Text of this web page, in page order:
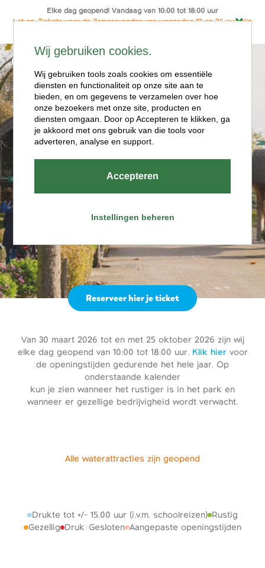
Elke dag geopend! Vandaag van 10:00 tot 18:00 uur
Let op: Tickets voor de Zomeravonden van woensdag 12 en 26 aug zijn
Ga
naar
de
inhoud
Openingstijde
n
Van 30 maart 2026 tot en met 25 oktober 2026 zijn wij
elke dag geopend van 10:00 tot 18:00 uur. Klik hiervoor
de openingstijden gedurende het hele jaar. Op
onderstaande kalender
kun je zien wanneer het rustiger is in het park en
wanneer er gezellige bedrijvigheid wordt verwacht.
Reserveer hier je ticket
Alle waterattracties zijn geopend
Aangepaste openingstijden
Druk
Drukte tot +/- 15.00 uur (i.v.m. schoolreizen)
Gesloten
Gezellig
Rustig
Wij gebruiken cookies.
Wij gebruiken tools zoals cookies om essentiële
diensten en functionaliteit op onze site aan te
bieden, en om gegevens te verzamelen over hoe
onze bezoekers met onze site, producten en
diensten omgaan. Door op Accepteren te klikken, ga
je akkoord met ons gebruik van die tools voor
adverteren, analyse en support.
Accepteren
Instellingen beheren